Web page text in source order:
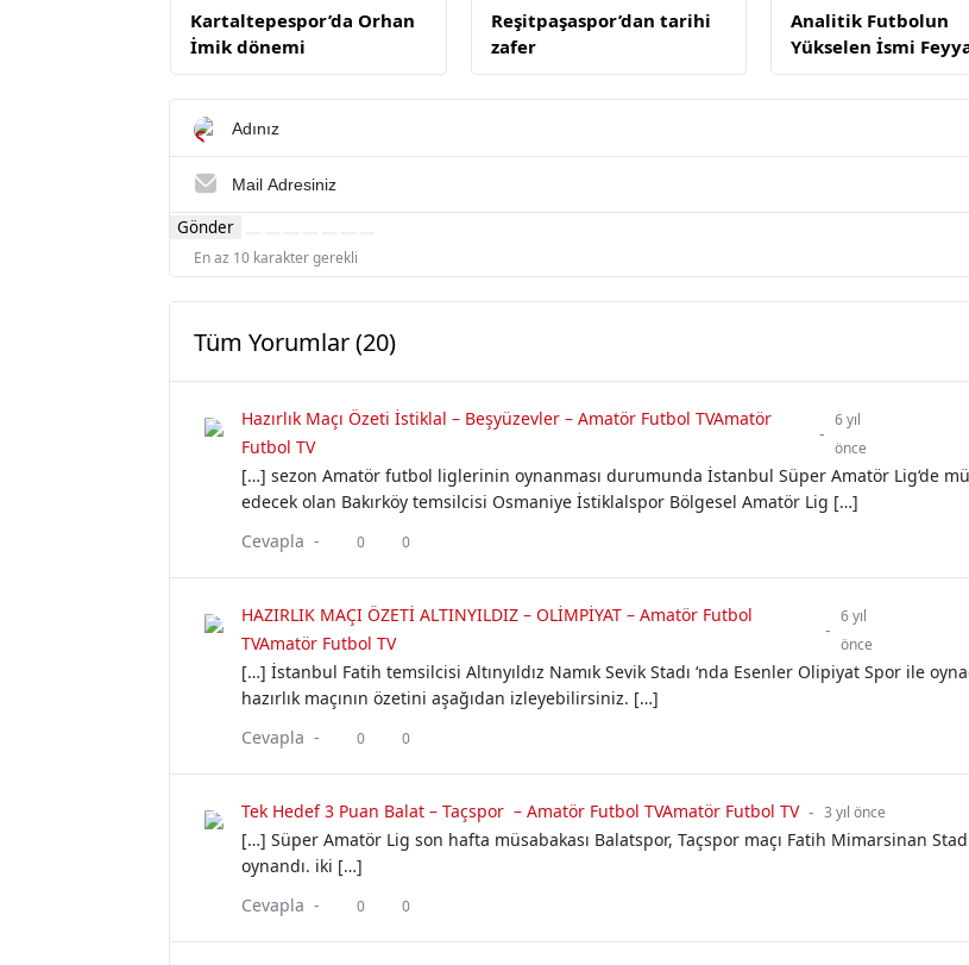
Kartaltepespor’da Orhan
İmik dönemi
Reşitpaşaspor’dan tarihi
zafer
Analitik Futbolun
Yükselen İsmi
Kahraman İçin
Yarışı Başladı.
Gönder
En az 10 karakter gerekli
Tüm Yorumlar (20)
Hazırlık Maçı Özeti İstiklal – Beşyüzevler – Amatör Futbol TVAmatör
Futbol TV
-
6 yıl
önce
[…] sezon Amatör futbol liglerinin oynanması durumunda İstanbul Süper Amatör Lig‘de
edecek olan Bakırköy temsilcisi Osmaniye İstiklalspor Bölgesel Amatör Lig […]
Cevapla -
0 0
HAZIRLIK MAÇI ÖZETİ ALTINYILDIZ – OLİMPİYAT – Amatör Futbol
TVAmatör Futbol TV
-
6 yıl
önce
[…] İstanbul Fatih temsilcisi Altınyıldız Namık Sevik Stadı ‘nda Esenler Olipiyat Spor ile
hazırlık maçının özetini aşağıdan izleyebilirsiniz. […]
Cevapla -
0 0
Tek Hedef 3 Puan Balat – Taçspor – Amatör Futbol TVAmatör Futbol TV - 3 yıl önce
[…] Süper Amatör Lig son hafta müsabakası Balatspor, Taçspor maçı Fatih Mimarsinan
oynandı. iki […]
Cevapla -
0 0